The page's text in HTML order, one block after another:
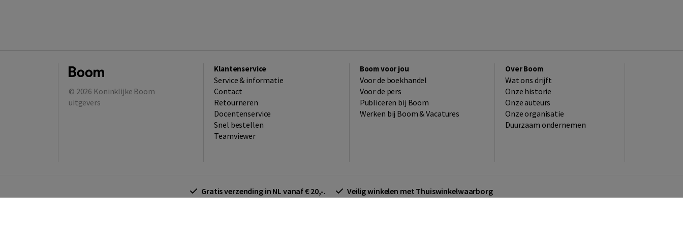
© 2026 Koninklijke Boom
uitgevers
Klantenservice
Service & informatie
Contact
Retourneren
Docentenservice
Snel bestellen
Teamviewer
Boom voor jou
Voor de boekhandel
Voor de pers
Publiceren bij Boom
Werken bij Boom & Vacatures
Over Boom
Wat ons drijft
Onze historie
Onze auteurs
Onze organisatie
Duurzaam ondernemen
Gratis verzending in NL vanaf € 20,-. Veilig winkelen met Thuiswinkelwaarborg